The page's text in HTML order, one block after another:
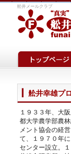
舩井メールクラブ
舩井幸雄プ
１９３３年、大
都大学農学部農
メント協会の経
て、１９７０年
センター設立。